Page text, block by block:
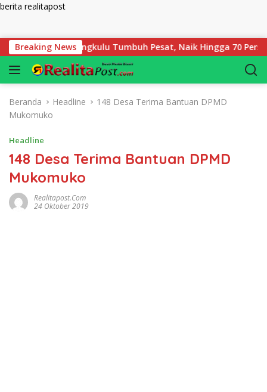
berita realitapost
Breaking News
Bengkulu Tumbuh Pesat, Naik Hingga 70 Persen
Beranda Headline
148 Desa Terima Bantuan DPMD
Mukomuko
Headline
148 Desa Terima Bantuan DPMD
Mukomuko
Realitapost.com
24 Oktober 2019